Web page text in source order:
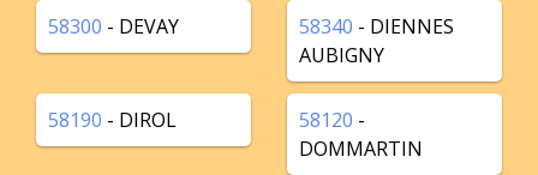
58300 - DEVAY 58340 - DIENNES
AUBIGNY
58190 - DIROL 58120 -
DOMMARTIN